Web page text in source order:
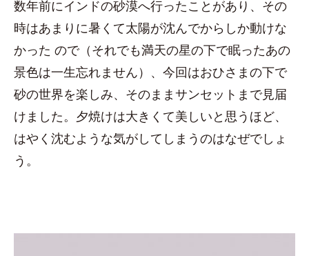
数年前にインドの砂漠へ行ったことがあり、その
時はあまりに暑くて太陽が沈んでからしか動けな
かった ので（それでも満天の星の下で眠ったあの
景色は一生忘れません）、今回はおひさまの下で
砂の世界を楽しみ、そのままサンセットまで見届
けました。夕焼けは大きくて美しいと思うほど、
はやく沈むような気がしてしまうのはなぜでしょ
う。